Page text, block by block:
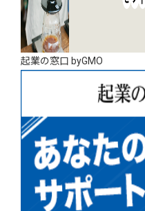
起業の窓口 byGMO